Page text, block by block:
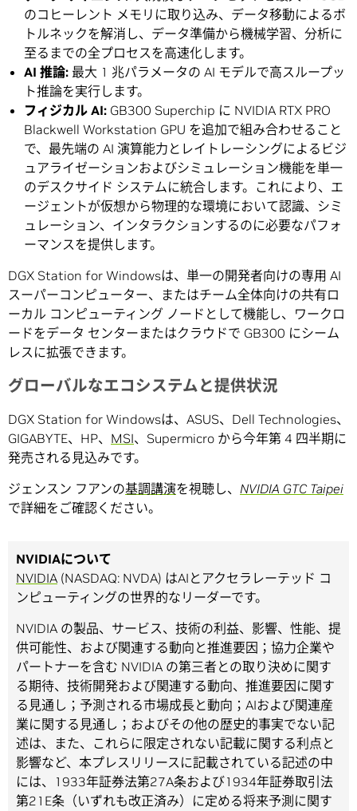
のコヒーレント メモリに取り込み、データ移動によるボ
トルネックを解消し、データ準備から機械学習、分析に
至るまでの全プロセスを高速化します。
AI 推論: 最大 1 兆パラメータの AI モデルで高スループッ
ト推論を実行します。
フィジカル AI: GB300 Superchip に NVIDIA RTX PRO
Blackwell Workstation GPU を追加で組み合わせること
で、最先端の AI 演算能力とレイトレーシングによるビジ
ュアライゼーションおよびシミュレーション機能を単一
のデスクサイド システムに統合します。これにより、エ
ージェントが仮想から物理的な環境において認識、シミ
ュレーション、インタラクションするのに必要なパフォ
ーマンスを提供します。
DGX Station for Windowsは、単一の開発者向けの専用 AI
スーパーコンピューター、またはチーム全体向けの共有ロ
ーカル コンピューティング ノードとして機能し、ワークロ
ードをデータ センターまたはクラウドで GB300 にシーム
レスに拡張できます。
グローバルなエコシステムと提供状況
DGX Station for Windowsは、ASUS、Dell Technologies、
GIGABYTE、HP、 MSI、Supermicro から今年第 4 四半期に
発売される見込みです。
ジェンスン フアンの基調講演を視聴し、 NVIDIA GTC Taipei
で詳細をご確認ください。
NVIDIAについて
NVIDIA (NASDAQ: NVDA) はAIとアクセラレーテッド コ
ンピューティングの世界的なリーダーです。
NVIDIA の製品、サービス、技術の利益、影響、性能、提
供可能性、および関連する動向と推進要因；協力企業や
パートナーを含む NVIDIA の第三者との取り決めに関す
る期待、技術開発および関連する動向、推進要因に関す
る見通し；予測される市場成長と動向；AIおよび関連産
業に関する見通し；およびその他の歴史的事実でない記
述は、また、これらに限定されない記載に関する利点と
影響など、本プレスリリースに記載されている記述の中
には、1933年証券法第27A条および1934年証券取引法
第21E条（いずれも改正済み）に定める将来予測に関す